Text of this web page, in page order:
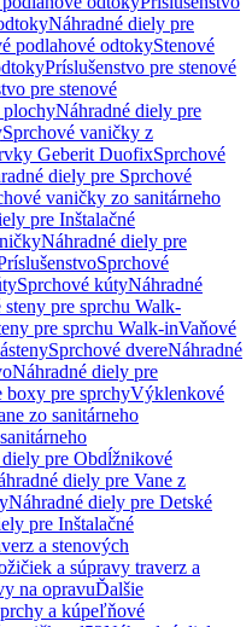
Náhradné diely pre
podlahové odtokyStenové
Príslušenstvo pre stenové
pre stenové
plochyNáhradné diely pre
Sprchové vaničky z
Geberit DuofixSprchové
diely pre Sprchové
vaničky zo sanitárneho
pre Inštalačné
Náhradné diely pre
Sprchové
Sprchové kútyNáhradné
steny pre sprchu Walk-
pre sprchu Walk-inVaňové
Sprchové dvereNáhradné
Náhradné diely pre
pre sprchyVýklenkové
zo sanitárneho
pre Obdĺžnikové
diely pre Vane z
Náhradné diely pre Detské
pre Inštalačné
a stenových
a súpravy traverz a
na opravuĎalšie
a kúpeľňové